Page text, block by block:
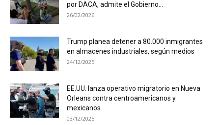
por DACA, admite el Gobierno...
26/02/2026
Trump planea detener a 80.000 inmigrantes
en almacenes industriales, según medios
24/12/2025
EE.UU. lanza operativo migratorio en Nueva
Orleans contra centroamericanos y
mexicanos
03/12/2025